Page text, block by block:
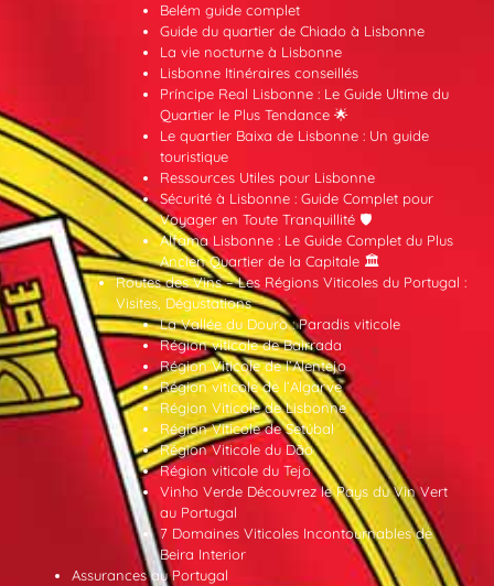
Belém guide complet
Guide du quartier de Chiado à Lisbonne
La vie nocturne à Lisbonne
Lisbonne Itinéraires conseillés
Príncipe Real Lisbonne : Le Guide Ultime du
Quartier le Plus Tendance 🌟
Le quartier Baixa de Lisbonne : Un guide
touristique
Ressources Utiles pour Lisbonne
Sécurité à Lisbonne : Guide Complet pour
Voyager en Toute Tranquillité 🛡️
Alfama Lisbonne : Le Guide Complet du Plus
Ancien Quartier de la Capitale 🏛️
Routes des Vins – Les Régions Viticoles du Portugal :
Visites, Dégustations
La Vallée du Douro : Paradis viticole
Région viticole de Bairrada
Région Viticole de l’Alentejo
Région viticole de l’Algarve
Région Viticole de Lisbonne
Région Viticole de Setúbal
Région Viticole du Dão
Région viticole du Tejo
Vinho Verde Découvrez le Pays du Vin Vert
au Portugal
7 Domaines Viticoles Incontournables de
Beira Interior
Assurances au Portugal